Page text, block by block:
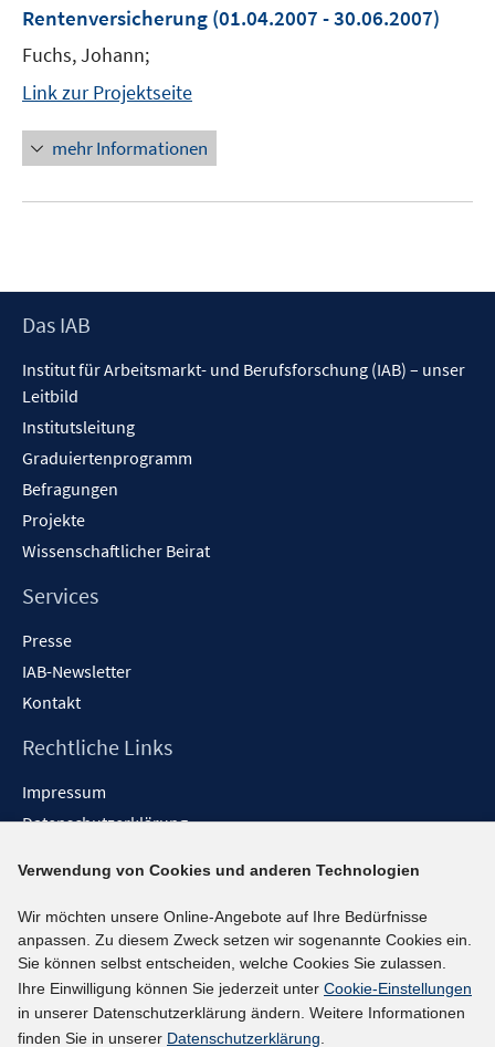
Rentenversicherung (01.04.2007 - 30.06.2007)
Fuchs, Johann;
Link zur Projektseite
mehr Informationen
Footer
Das IAB
Institut für Arbeitsmarkt- und Berufsforschung (IAB) – unser
Leitbild
Institutsleitung
Graduiertenprogramm
Befragungen
Projekte
Wissenschaftlicher Beirat
Services
Presse
IAB-Newsletter
Kontakt
Rechtliche Links
Impressum
Datenschutzerklärung
Barrieren melden
Social-Media-Kanäle
BlueSky
YouTube
LinkedIn
Verwendung von Cookies und anderen Technologien
Wir möchten unsere Online-Angebote auf Ihre Bedürfnisse
anpassen. Zu diesem Zweck setzen wir sogenannte Cookies ein.
Sie können selbst entscheiden, welche Cookies Sie zulassen.
Ihre Einwilligung können Sie jederzeit unter Cookie-Einstellungen
in unserer Datenschutzerklärung ändern. Weitere Informationen
finden Sie in unserer Datenschutzerklärung.